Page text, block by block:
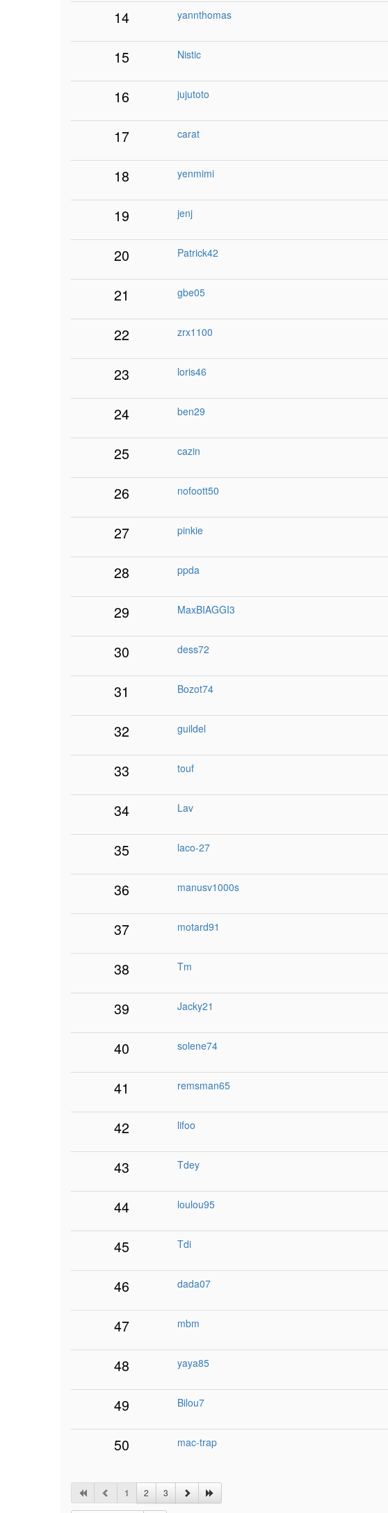
14 yannthomas
15 Nistic
16 jujutoto
17 carat
18 yenmimi
19 jenj
20 Patrick42
21 gbe05
22 zrx1100
23 loris46
24 ben29
25 cazin
26 nofoott50
27 pinkie
28 ppda
29 MaxBIAGGI3
30 dess72
31 Bozot74
32 guildel
33 touf
34 Lav
35 laco-27
36 manusv1000s
37 motard91
38 Tm
39 Jacky21
40 solene74
41 remsman65
42 lifoo
43 Tdey
44 loulou95
45 Tdi
46 dada07
47 mbm
48 yaya85
49 Bilou7
50 mac-trap
1 2 3